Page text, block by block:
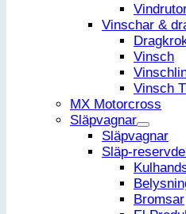
Vinschar &
Vinsch
Vinsch
MX Motorcross
Släpvagnar
Släpvagnar
Släp-
Bromsar